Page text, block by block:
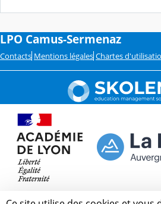
LPO Camus-Sermenaz
Contacts Mentions légales Chartes